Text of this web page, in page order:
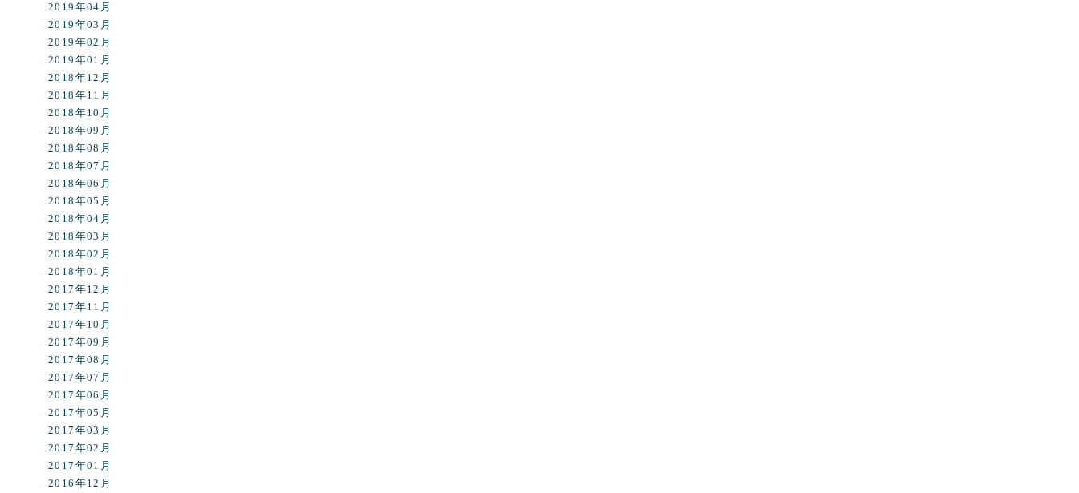
2019年04月
2019年03月
2019年02月
2019年01月
2018年12月
2018年11月
2018年10月
2018年09月
2018年08月
2018年07月
2018年06月
2018年05月
2018年04月
2018年03月
2018年02月
2018年01月
2017年12月
2017年11月
2017年10月
2017年09月
2017年08月
2017年07月
2017年06月
2017年05月
2017年03月
2017年02月
2017年01月
2016年12月